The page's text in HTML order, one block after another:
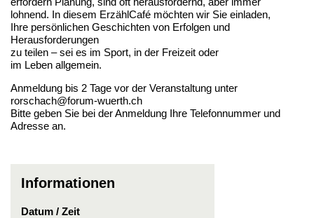
lohnend. In diesem ErzählCafé möchten wir Sie einladen,
Ihre persönlichen Geschichten von Erfolgen und
Herausforderungen
zu teilen – sei es im Sport, in der Freizeit oder
im Leben allgemein.
Anmeldung bis 2 Tage vor der Veranstaltung unter
rorschach@forum-wuerth.ch
Bitte geben Sie bei der Anmeldung Ihre Telefonnummer und
Adresse an.
Informationen
Datum / Zeit